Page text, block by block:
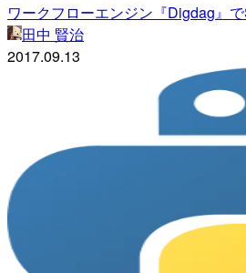
ワークフローエンジン『Digdag』
田中 賢治
2017.09.13